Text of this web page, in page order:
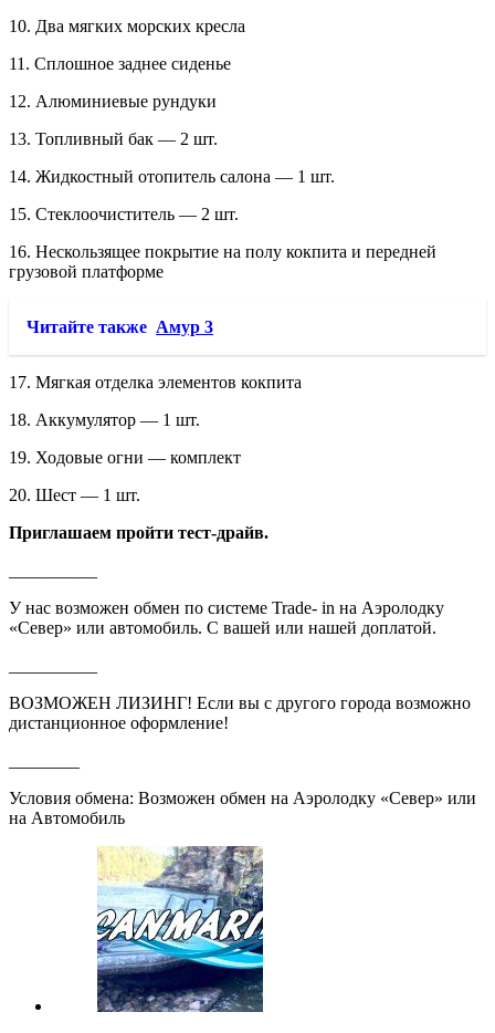
10. Два мягких морских кресла
11. Сплошное заднее сиденье
12. Алюминиевые рундуки
13. Топливный бак — 2 шт.
14. Жидкостный отопитель салона — 1 шт.
15. Стеклоочиститель — 2 шт.
16. Нескользящее покрытие на полу кокпита и передней
грузовой платформе
Читайте также Амур 3
17. Мягкая отделка элементов кокпита
18. Аккумулятор — 1 шт.
19. Ходовые огни — комплект
20. Шест — 1 шт.
Приглашаем пройти тест-драйв.
У нас возможен обмен по системе Trade- in на Аэролодку
«Север» или автомобиль. С вашей или нашей доплатой.
ВОЗМОЖЕН ЛИЗИНГ! Если вы с другого города возможно
дистанционное оформление!
Условия обмена: Возможен обмен на Аэролодку «Север» или
на Автомобиль